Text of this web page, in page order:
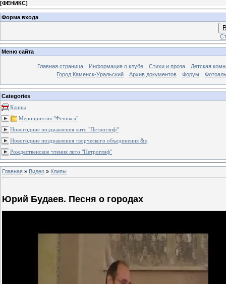
[ФЕНИКС]
Форма входа
Меню сайта
Главная страница Информация о клубе Стихи и проза
Детская
Город Каменск-Уральский
Архив документов Форум
Categories
Клипы
Мероприятия "Феникса"
Новогодние поздравления лито "Петроглиф"
Новогодние поздравления творческого объединения &q
Рождественские чтения лито "Петроглиф"
Главная » Видео » Клипы
Юрий Будаев. Песня о городах